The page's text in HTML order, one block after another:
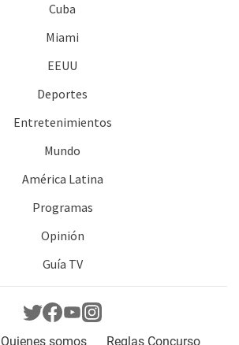
Cuba
Miami
EEUU
Deportes
Entretenimientos
Mundo
América Latina
Programas
Opinión
Guía TV
Quienes somos Reglas Concurso